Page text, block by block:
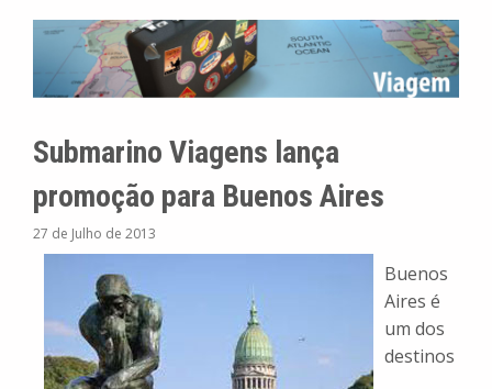
Submarino Viagens lança
promoção para Buenos Aires
27 de Julho de 2013
Buenos
Aires é
um dos
destinos